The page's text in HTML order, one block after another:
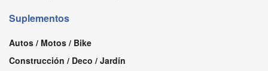
Suplementos
Autos / Motos / Bike
Construcción / Deco / Jardín